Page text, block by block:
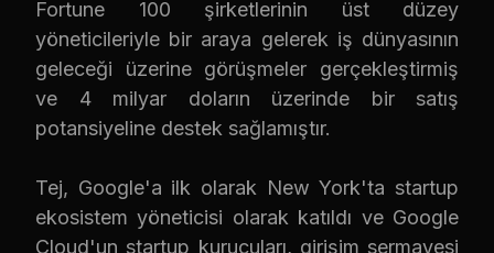
Fortune 100 şirketlerinin üst düzey
yöneticileriyle bir araya gelerek iş dünyasının
geleceği üzerine görüşmeler gerçekleştirmiş
ve 4 milyar doların üzerinde bir satış
potansiyeline destek sağlamıştır.
Tej, Google'a ilk olarak New York'ta startup
ekosistem yöneticisi olarak katıldı ve Google
Cloud'un startup kurucuları, girişim sermayesi